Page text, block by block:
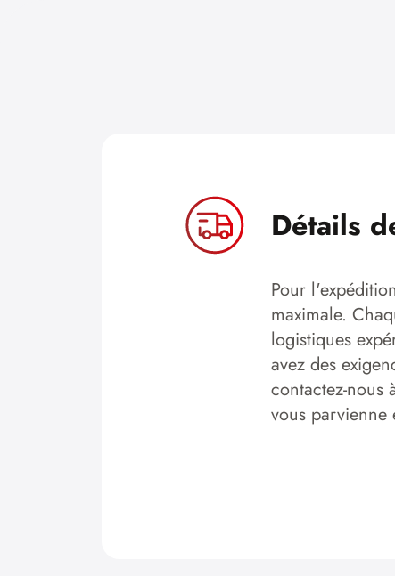
Détails
Pour
maximale.
logistiques
avez des
contactez-nous
vous parvienne